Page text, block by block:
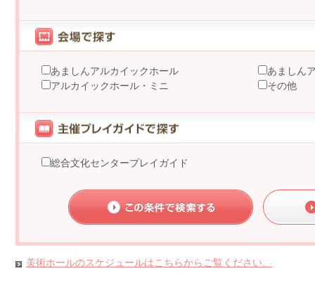
あましんアルカイックホール
あましん
アルカイックホール・ミニ
その他
総合文化センタープレイガイド
美術ホールのスケジュールはこちらからご覧ください。